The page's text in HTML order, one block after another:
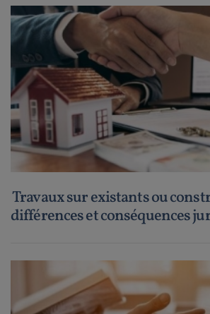
Travaux sur existants ou
différences et conséquences